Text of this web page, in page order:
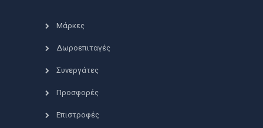
Μάρκες
Δωροεπιταγές
Συνεργάτες
Προσφορές
Επιστροφές